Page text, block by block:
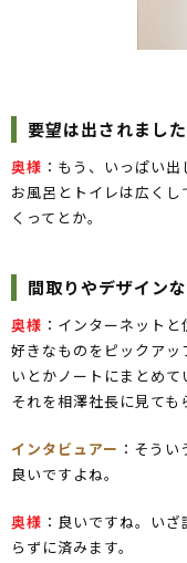
要望は出されまし
奥様 ：もう、いっぱい出
お風呂とトイレは広く
くってとか。
間取りやデザイン
奥様 ：インターネットと
好きなものをピックア
いとかノートにまとめて
それを相澤社長に見ても
インタビュアー ：そう
良いですよね。
奥様 ：良いですね。い
らずに済みます。